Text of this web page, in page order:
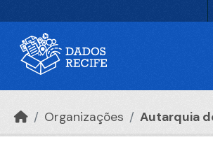
Organizações Autarquia